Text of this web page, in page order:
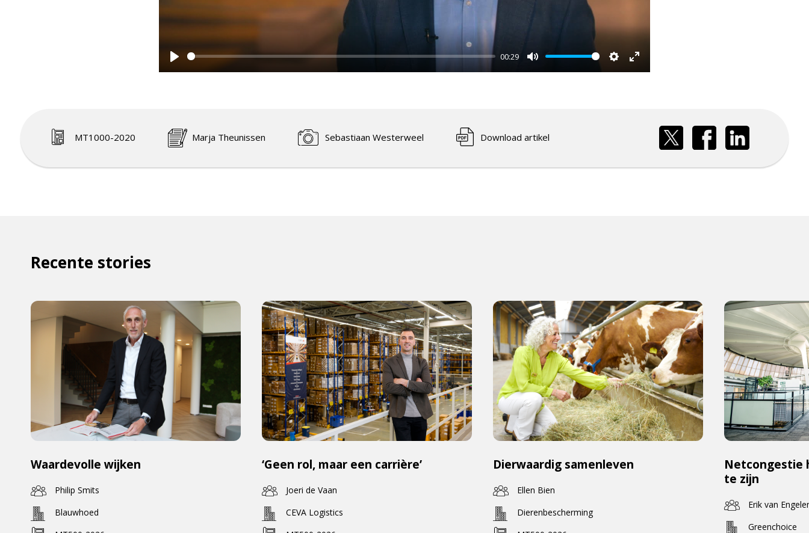
00:29
MT1000-2020 Marja Theunissen Sebastiaan Westerweel Download artikel
Recente stories
Waardevolle wijken
Philip Smits
Blauwhoed
‘Geen rol, maar een carrière’
Joeri de Vaan
CEVA Logistics
Dierwaardig samenleven
Ellen Bien
Dierenbescherming
Netcongestie
te zijn
Erik van
Greenchoice